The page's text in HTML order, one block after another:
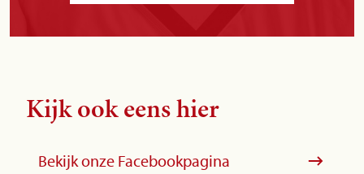
Kijk ook eens hier
Bekijk onze Facebookpagina